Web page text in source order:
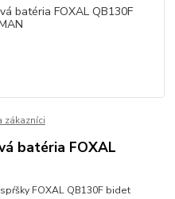
batéria FOXAL
FOXAL QB130F bidet